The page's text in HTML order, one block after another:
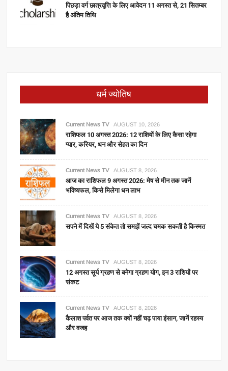
पिछड़ा वर्ग छात्रवृत्ति के लिए आवेदन 11 अगस्त से, 21 सितम्बर
है अंतिम तिथि
धर्म ज्योतिष
Current News TV AUGUST 10, 2026
राशिफल 10 अगस्त 2026: 12 राशियों के लिए कैसा रहेगा
प्यार, करियर, धन और सेहत का दिन
Current News TV AUGUST 8, 2026
आज का राशिफल 9 अगस्त 2026: मेष से मीन तक जानें
भविष्यफल, किसे मिलेगा धन लाभ
Current News TV AUGUST 8, 2026
सपने में दिखें ये 5 संकेत तो समझें जल्द चमक सकती है किस्मत
Current News TV AUGUST 8, 2026
12 अगस्त सूर्य ग्रहण से बनेगा ग्रहण योग, इन 3 राशियों पर
संकट
Current News TV AUGUST 8, 2026
कैलाश पर्वत पर आज तक क्यों नहीं चढ़ पाया इंसान, जानें रहस्य
और वजह